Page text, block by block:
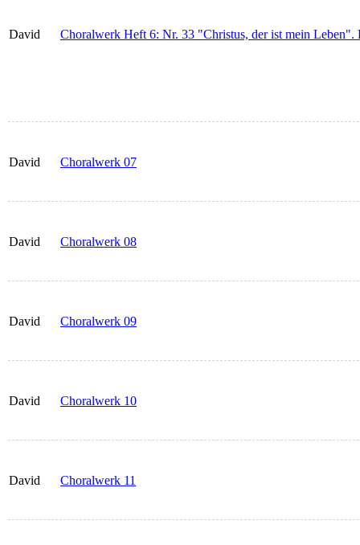
David Choralwerk Heft 6: Nr. 33 "Christus, der ist mein
David Choralwerk 07
David Choralwerk 08
David Choralwerk 09
David Choralwerk 10
David Choralwerk 11